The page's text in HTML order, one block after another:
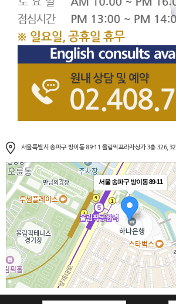
서울특별시 송파구 방이동 89-11 올림픽프라자상가 3층 326,
서울 송파구 방이동 89-11